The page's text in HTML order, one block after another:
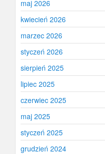
maj 2026
kwiecień 2026
marzec 2026
styczeń 2026
sierpień 2025
lipiec 2025
czerwiec 2025
maj 2025
styczeń 2025
grudzień 2024